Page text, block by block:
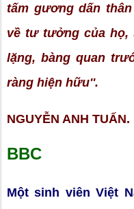
tấm gương dấn
về tư tưởng của họ,
lặng, bàng quan
ràng hiện hữu''.
NGUYỄN ANH TUẤN.
BBC
Một sinh viên Việt